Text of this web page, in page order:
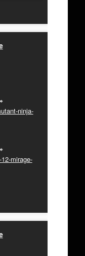
ninja-
mirage-